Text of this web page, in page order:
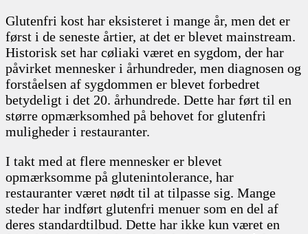
Glutenfri kost har eksisteret i mange år, men det er
først i de seneste årtier, at det er blevet mainstream.
Historisk set har cøliaki været en sygdom, der har
påvirket mennesker i århundreder, men diagnosen og
forståelsen af sygdommen er blevet forbedret
betydeligt i det 20. århundrede. Dette har ført til en
større opmærksomhed på behovet for glutenfri
muligheder i restauranter.
I takt med at flere mennesker er blevet
opmærksomme på glutenintolerance, har
restauranter været nødt til at tilpasse sig. Mange
steder har indført glutenfri menuer som en del af
deres standardtilbud. Dette har ikke kun været en